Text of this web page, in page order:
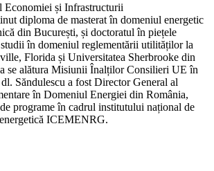
Economiei și Infrastructurii
diploma de masterat în domeniul energetic
din București, și doctoratul în piețele
în domeniul reglementării utilităților la
Florida și Universitatea Sherbrooke din
se alătura Misiunii Înalților Consilieri UE în
Săndulescu a fost Director General al
în Domeniul Energiei din România,
programe în cadrul institutului național de
ICEMENRG.